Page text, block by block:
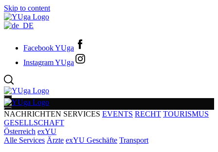
Skip to content
Facebook YUga
Instagram YUga
NACHRICHTEN SERVICES EVENTS RECHT TOURISMUS
GESELLSCHAFT
Österreich exYU
Alle Services Ärzte exYU Geschäfte Transport